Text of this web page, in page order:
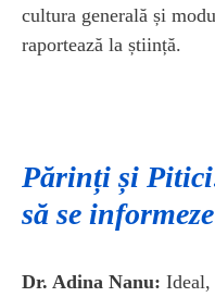
cultura generală și
raportează la știință.
Părinți și
să se
Dr. Adina Nanu: